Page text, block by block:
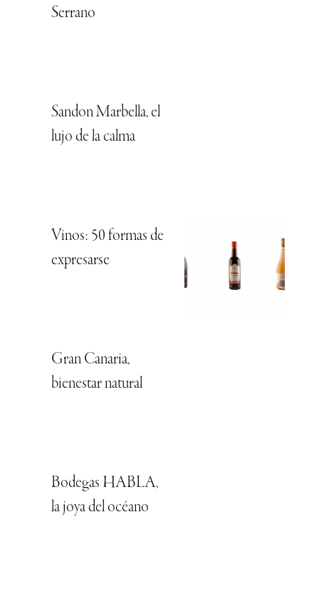
Serrano
Sandon Marbella, el
lujo de la calma
Vinos: 50 formas de
expresarse
Gran Canaria,
bienestar natural
Bodegas HABLA,
la joya del océano